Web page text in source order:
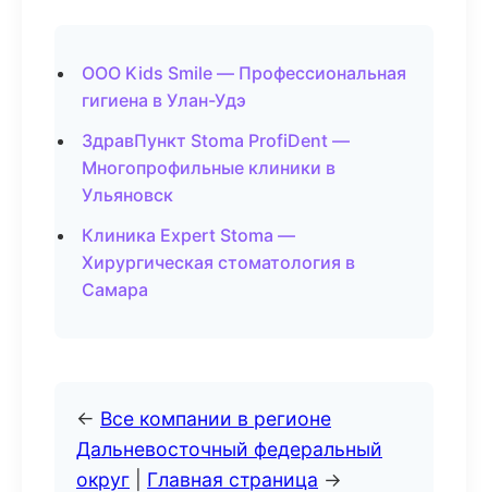
ООО Kids Smile — Профессиональная
гигиена в Улан-Удэ
ЗдравПункт Stoma ProfiDent —
Многопрофильные клиники в
Ульяновск
Клиника Expert Stoma —
Хирургическая стоматология в
Самара
← Все компании в регионе
Дальневосточный федеральный
округ
Главная страница →